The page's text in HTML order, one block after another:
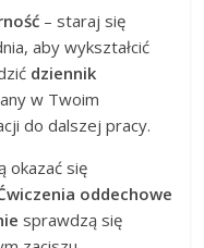
– staraj się
aby wykształcić
dziennik
w Twoim
do dalszej pracy.
okazać się
oddechowe
sprawdzą się